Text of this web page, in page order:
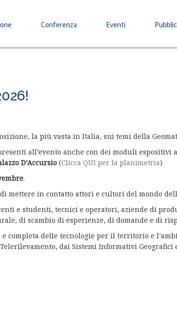
Conferenza Eventi
la più vasta in Italia, sui temi della
all’evento anche con dei moduli espositivi
D’Accursio (Clicca QUI per la planimetria)
.
mettere in contatto attori e cultori del mondo
e studenti, tecnici e operatori, aziende di
di scambio di esperienze, di domande e di
completa delle tecnologie per il territorio e
dai Sistemi Informativi